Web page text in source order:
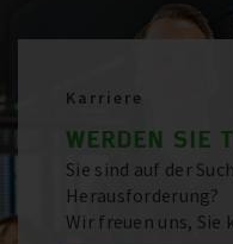
Karriere
WERDEN SIE
Sie sind auf der
Herausforderung?
Wir freuen uns, Sie